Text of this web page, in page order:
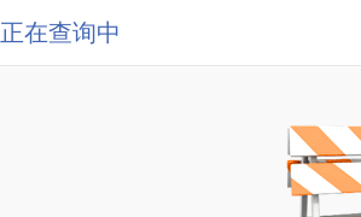
正在查询中